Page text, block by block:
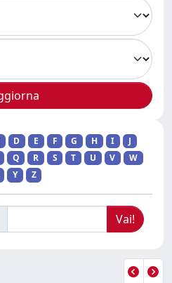
D E F G H I
J
Q R S T U V
W
Y Z